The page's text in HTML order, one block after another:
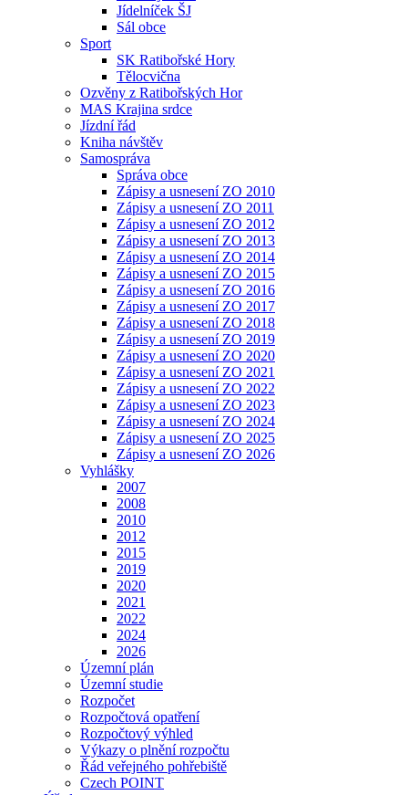
Jídelníček ŠJ
Sál obce
Sport
SK Ratibořské Hory
Tělocvična
Ozvěny z Ratibořských Hor
MAS Krajina srdce
Jízdní řád
Kniha návštěv
Samospráva
Správa obce
Zápisy a usnesení ZO 2010
Zápisy a usnesení ZO 2011
Zápisy a usnesení ZO 2012
Zápisy a usnesení ZO 2013
Zápisy a usnesení ZO 2014
Zápisy a usnesení ZO 2015
Zápisy a usnesení ZO 2016
Zápisy a usnesení ZO 2017
Zápisy a usnesení ZO 2018
Zápisy a usnesení ZO 2019
Zápisy a usnesení ZO 2020
Zápisy a usnesení ZO 2021
Zápisy a usnesení ZO 2022
Zápisy a usnesení ZO 2023
Zápisy a usnesení ZO 2024
Zápisy a usnesení ZO 2025
Zápisy a usnesení ZO 2026
Vyhlášky
2007
2008
2010
2012
2015
2019
2020
2021
2022
2024
2026
Územní plán
Územní studie
Rozpočet
Rozpočtová opatření
Rozpočtový výhled
Výkazy o plnění rozpočtu
Řád veřejného pohřebiště
Czech POINT